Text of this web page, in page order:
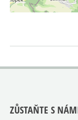
ZŮSTAŇTE S